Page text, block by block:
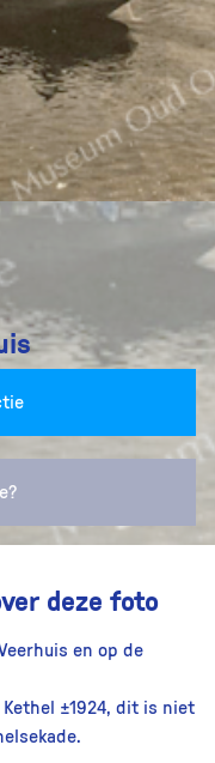
deze foto
en op de
±1924, dit is niet